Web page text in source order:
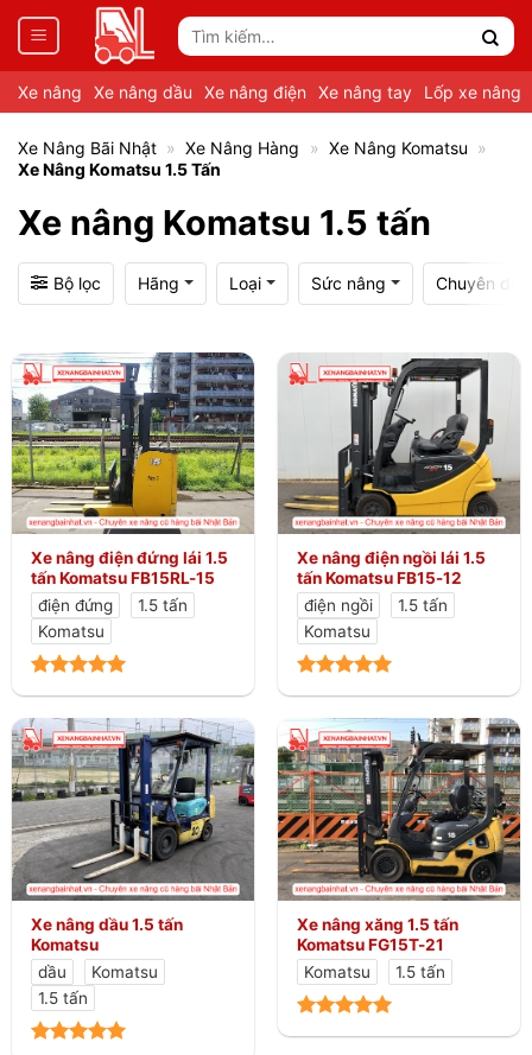
Tìm
kiếm:
Xe nâng
Xe nâng dầu Xe nâng điện Xe nâng tay Lốp xe nâng
Xe Nâng Bãi Nhật » Xe Nâng Hàng » Xe Nâng Komatsu »
Xe Nâng Komatsu 1.5 Tấn
Xe nâng Komatsu 1.5 tấn
Bộ lọc Hãng Loại Sức nâng Chuyên
Xe nâng điện đứng lái 1.5
tấn Komatsu FB15RL-15
điện đứng
1.5 tấn
Komatsu
Xe nâng điện ngồi lái 1.5
tấn Komatsu FB15-12
điện ngồi
1.5 tấn
Komatsu
Xe nâng dầu 1.5 tấn
Komatsu
dầu
Komatsu
1.5 tấn
Xe nâng xăng 1.5 tấn
Komatsu FG15T-21
Komatsu
1.5 tấn